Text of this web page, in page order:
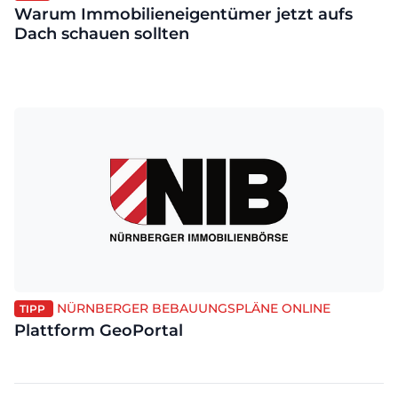
Warum Immobilieneigentümer jetzt aufs
Dach schauen sollten
TIPP NÜRNBERGER BEBAUUNGSPLÄNE ONLINE
Plattform GeoPortal